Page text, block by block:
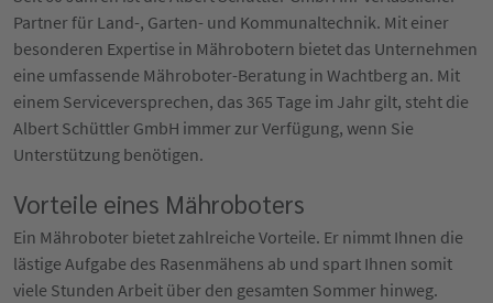
Partner für Land-, Garten- und Kommunaltechnik. Mit einer
besonderen Expertise in Mährobotern bietet das Unternehmen
eine umfassende Mähroboter-Beratung in Wachtberg an. Mit
einem Serviceversprechen, das 365 Tage im Jahr gilt, steht die
Albert Schüttler GmbH immer zur Verfügung, wenn Sie
Unterstützung benötigen.
Vorteile eines Mähroboters
Ein Mähroboter bietet zahlreiche Vorteile. Er nimmt Ihnen die
lästige Aufgabe des Rasenmähens ab und spart Ihnen somit
viele Stunden Arbeit über den gesamten Sommer hinweg.